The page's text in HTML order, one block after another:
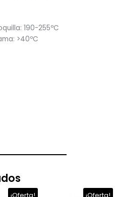
190-255ºC
>40ºC
El
El